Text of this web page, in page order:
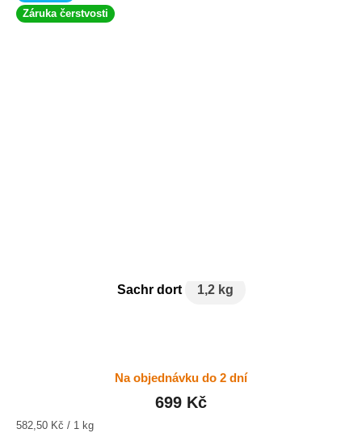
Záruka čerstvosti
Sachr dort 1,2 kg
Na objednávku do 2 dní
699 Kč
Měrná
582,50 Kč / 1 kg